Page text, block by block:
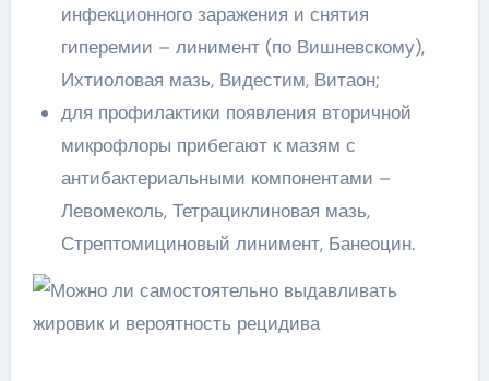
инфекционного заражения и снятия
гиперемии – линимент (по Вишневскому),
Ихтиоловая мазь, Видестим, Витаон;
для профилактики появления вторичной
микрофлоры прибегают к мазям с
антибактериальными компонентами –
Левомеколь, Тетрациклиновая мазь,
Стрептомициновый линимент, Банеоцин.